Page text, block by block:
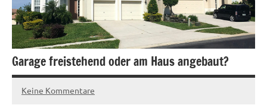
Garage freistehend oder am Haus angebaut?
30.
Redaktion
Keine Kommentare